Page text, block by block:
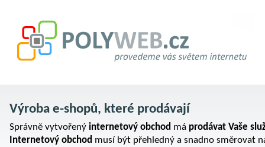
Výroba e-shopů, které prodávají
Správně vytvořený internetový obchod má prodávat Vaše
Internetový obchod musí být přehledný a snadno směrovat